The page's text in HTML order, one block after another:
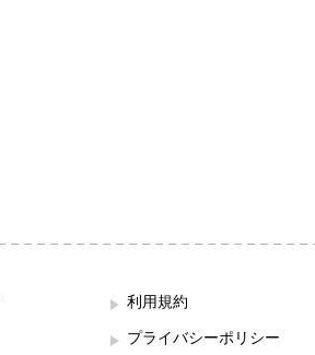
利用規約
プライバシーポリシー